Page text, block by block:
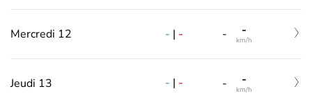
Mercredi 12 - | - - -
km/h
Jeudi 13 - | - - -
km/h